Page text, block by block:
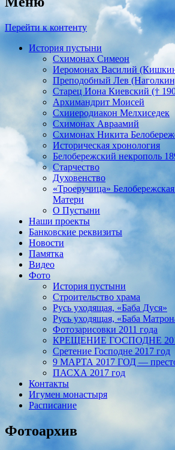
Перейти к контенту
История пустыни
Схимонах Симеон
Иеромонах Василий
Преподобный Лев
Старец Иона Киевский (†
Архимандрит Моисей
Схииеродиакон Мелхиседек
Схимонах Авраамий
Cхимонах Никита
Историческая хронология
Белобережский некрополь
Старчество
Духовенство
«Троеручица»
Матери
О Пустыни
Наши проекты
Банковские реквизиты
Новости
Памятка
Видео
Фото
История пустыни
Строительство храма
Русь уходящая, «Баба Дуся»
Русь уходящая, «Баба
Фотозарисовки 2011 года
КРЕЩЕНИЕ ГОСПОДНЕ
Сретение Господне 2017 год
9 МАРТА 2017 ГОД —
ПАСХА 2017 год
Контакты
Игумен монастыря
Расписание
Фотоархив